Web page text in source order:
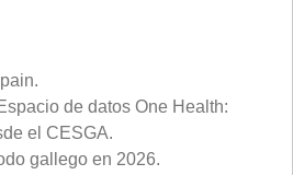
de datos One Health:
el CESGA.
gallego en 2026.